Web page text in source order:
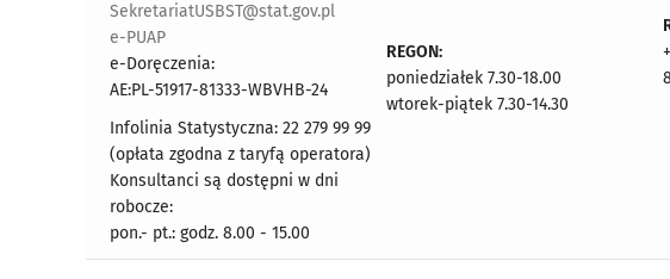
SekretariatUSBST@stat.gov.pl
e-PUAP
e-Doręczenia:
AE:PL-51917-81333-WBVHB-24
Infolinia Statystyczna: 22 279 99 99
(opłata zgodna z taryfą operatora)
Konsultanci są dostępni w dni
robocze:
pon.- pt.: godz. 8.00 - 15.00
REGON:
poniedziałek 7.30-18.00
wtorek-piątek 7.30-14.30